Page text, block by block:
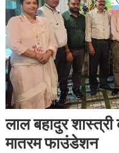
लाल बहादुर
मातरम फाउंडेशन